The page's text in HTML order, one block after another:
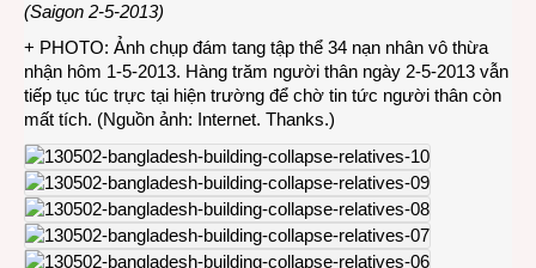
(Saigon 2-5-2013)
+ PHOTO: Ảnh chụp đám tang tập thể 34 nạn nhân vô thừa
nhận hôm 1-5-2013. Hàng trăm người thân ngày 2-5-2013 vẫn
tiếp tục túc trực tại hiện trường để chờ tin tức người thân còn
mất tích. (Nguồn ảnh: Internet. Thanks.)